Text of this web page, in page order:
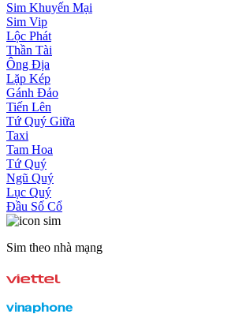
Sim Khuyến Mại
Sim Vip
Lộc Phát
Thần Tài
Ông Địa
Lặp Kép
Gánh Đảo
Tiến Lên
Tứ Quý Giữa
Taxi
Tam Hoa
Tứ Quý
Ngũ Quý
Lục Quý
Đầu Số Cổ
Sim theo nhà mạng